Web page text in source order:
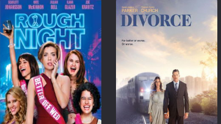
Παιδικές
Περιπέτειες
Πολεμικές
Πολεμικές Τέχνες
Πολιτική
Σπορ